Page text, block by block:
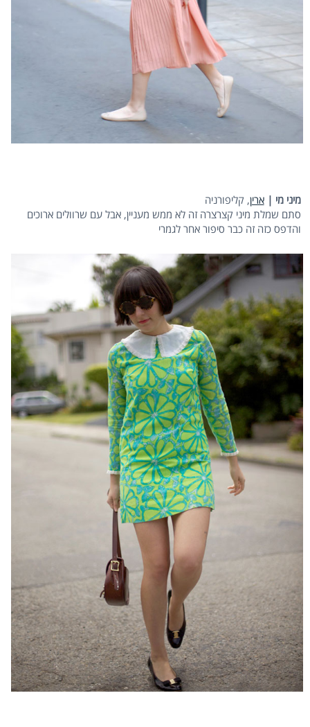
מיני מי | ארין, קליפורניה
סתם שמלת מיני קצרצרה זה לא ממש מעניין, אבל עם שרוולים ארוכים
והדפס כזה זה כבר סיפור אחר לגמרי